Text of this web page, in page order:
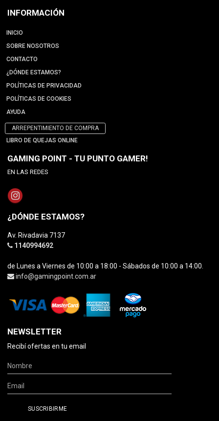
INFORMACIÓN
INICIO
SOBRE NOSOTROS
CONTACTO
¿DÓNDE ESTAMOS?
POLÍTICAS DE PRIVACIDAD
POLÍTICAS DE COOKIES
AYUDA
ARREPENTIMIENTO DE COMPRA
LIBRO DE QUEJAS ONLINE
GAMING POINT - TU PUNTO GAMER!
EN LAS REDES
¿DÓNDE ESTAMOS?
Av. Rivadavia 7137
1140994692
de Lunes a Viernes de 10:00 a 18:00 - Sábados de 10:00 a 14:00.
info@gamingpoint.com.ar
NEWSLETTER
Recibí ofertas en tu email